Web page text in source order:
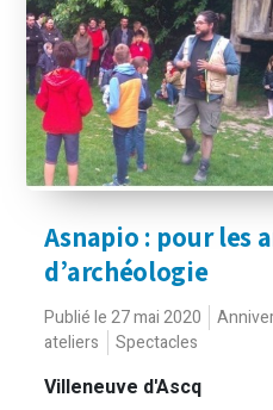
Asnapio : pour les
d’archéologie
Publié le 27 mai 2020
ateliers
Spectacles
Villeneuve d'Ascq